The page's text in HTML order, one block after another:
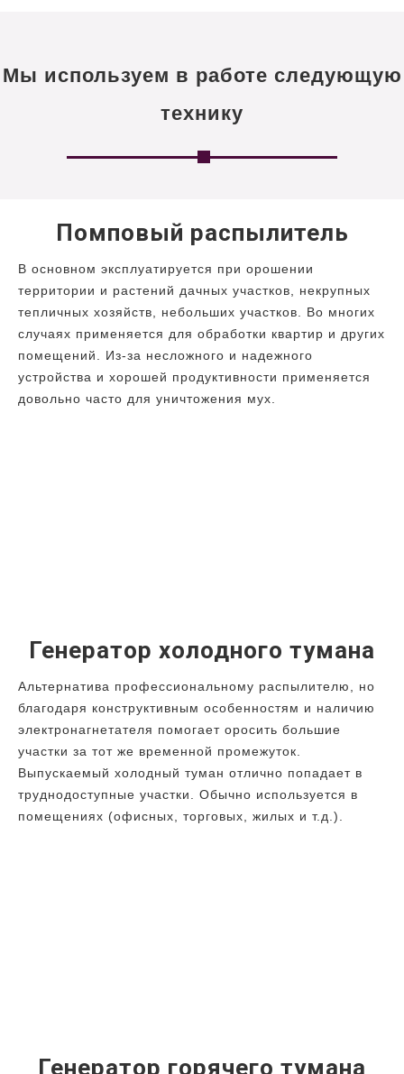
Мы используем в работе следующую
технику
Помповый распылитель
В основном эксплуатируется при орошении
территории и растений дачных участков, некрупных
тепличных хозяйств, небольших участков. Во многих
случаях применяется для обработки квартир и других
помещений. Из-за несложного и надежного
устройства и хорошей продуктивности применяется
довольно часто для уничтожения мух.
Генератор холодного тумана
Альтернатива профессиональному распылителю, но
благодаря конструктивным особенностям и наличию
электронагнетателя помогает оросить большие
участки за тот же временной промежуток.
Выпускаемый холодный туман отлично попадает в
труднодоступные участки. Обычно используется в
помещениях (офисных, торговых, жилых и т.д.).
Генератор горячего тумана